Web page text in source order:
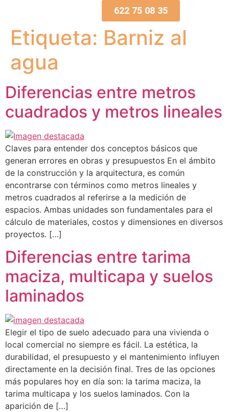
622 75 08 35
Etiqueta: Barniz al
agua
Diferencias entre metros
cuadrados y metros lineales
Claves para entender dos conceptos básicos que
generan errores en obras y presupuestos En el ámbito
de la construcción y la arquitectura, es común
encontrarse con términos como metros lineales y
metros cuadrados al referirse a la medición de
espacios. Ambas unidades son fundamentales para el
cálculo de materiales, costos y dimensiones en diversos
proyectos. […]
Diferencias entre tarima
maciza, multicapa y suelos
laminados
Elegir el tipo de suelo adecuado para una vivienda o
local comercial no siempre es fácil. La estética, la
durabilidad, el presupuesto y el mantenimiento influyen
directamente en la decisión final. Tres de las opciones
más populares hoy en día son: la tarima maciza, la
tarima multicapa y los suelos laminados. Con la
aparición de […]